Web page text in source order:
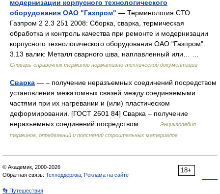
модернизации корпусного технологического
оборудования ОАО "Газпром" — Терминология СТО
Газпром 2 2.3 251 2008: Сборка, сварка, термическая
обработка и контроль качества при ремонте и модернизации
корпусного технологического оборудования ОАО "Газпром":
3.13 валик: Металл сварного шва, наплавленный или… …
Словарь-справочник терминов нормативно-технической документации
Сварка — – получение неразъемных соединений посредством
установления межатомных связей между соединяемыми
частями при их нагревании и (или) пластическом
деформировании. [ГОСТ 2601 84] Сварка – получение
неразъемных соединений посредством… …
Энциклопедия
терминов, определений и пояснений строительных материалов
18+
© Академик, 2000-2026
Обратная связь: Техподдержка Реклама на сайте
👣 Путешествия